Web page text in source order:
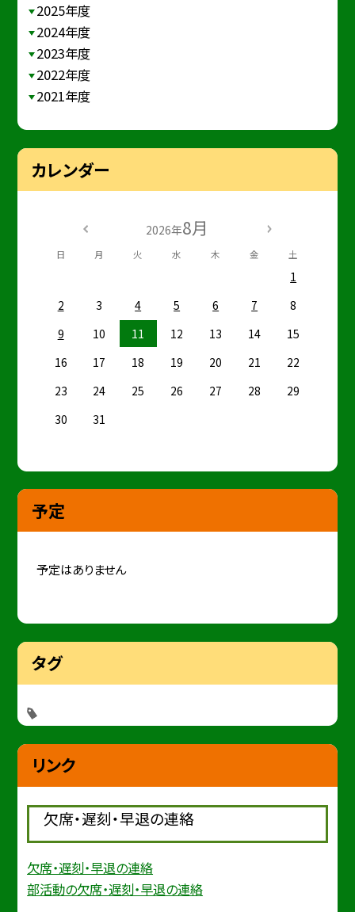
2025年度
2024年度
2023年度
2022年度
2021年度
カレンダー
2026年8月
日 月 火 水 木 金 土
1
2
3 4 5 6 7
8
9
10 11 12 13 14
15
16
17 18 19 20 21
22
23
24 25 26 27 28
29
30
31
予定
予定はありません
タグ
リンク
欠席・遅刻・早退の連絡
欠席・遅刻・早退の連絡
部活動の欠席・遅刻・早退の連絡